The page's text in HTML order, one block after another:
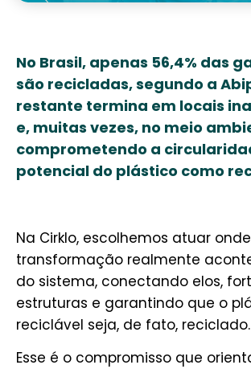
No Brasil, apenas 56,4% das
são recicladas, segundo a
restante termina em locais
e, muitas vezes, no meio
comprometendo a
potencial do plástico como
Na Cirklo, escolhemos atuar
transformação realmente
do sistema, conectando elos,
estruturas e garantindo que o
reciclável seja, de fato, reciclado.
Esse é o compromisso que